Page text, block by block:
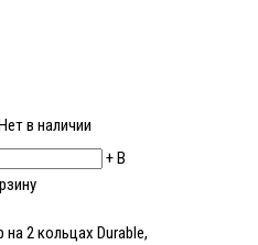
в наличии
+В
2 кольцах Durable,